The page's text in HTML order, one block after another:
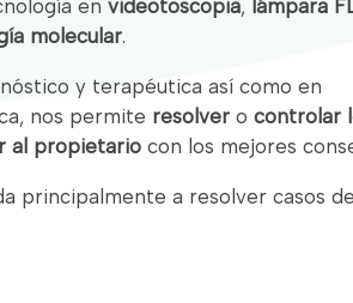
en videotoscopia, lámpara
molecular.
y terapéutica así como en
nos permite resolvero controlar
al propietariocon los mejores
principalmente a resolver casos